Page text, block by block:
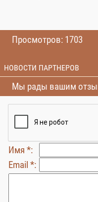
Просмотров: 1703
НОВОСТИ ПАРТНЕРОВ
Мы рады вашим
Имя *:
Email *: